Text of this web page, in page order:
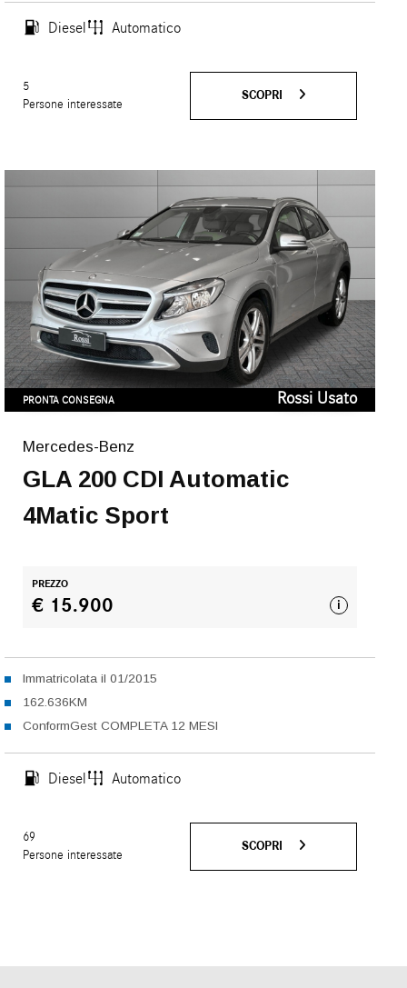
Diesel Automatico
5
Persone interessate
SCOPRI
Mercedes-Benz
GLA 200 CDI Automatic
4Matic Sport
PRONTA CONSEGNA Rossi Usato
PREZZO
€ 15.900 i
Immatricolata il 01/2015
162.636KM
ConformGest COMPLETA 12 MESI
Diesel Automatico
69
Persone interessate
SCOPRI